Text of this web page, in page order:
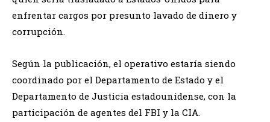
enfrentar cargos por presunto lavado de dinero y
corrupción.
Según la publicación, el operativo estaría siendo
coordinado por el Departamento de Estado y el
Departamento de Justicia estadounidense, con la
participación de agentes del FBI y la CIA.